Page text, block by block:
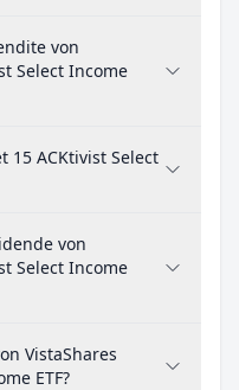
von
Select Income
15 ACKtivist Select
von
Select Income
VistaShares
ETF?